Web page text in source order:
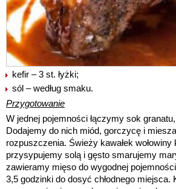
kefir – 3 st. łyżki;
sól – według smaku.
Przygotowanie
W jednej pojemności łączymy sok
Dodajemy do nich miód, gorczycę i
rozpuszczenia. Świeży kawałek wołowiny
przysypujemy solą i gęsto smarujemy
zawieramy mięso do wygodnej
3,5 godzinki do dosyć chłodnego miejsca.